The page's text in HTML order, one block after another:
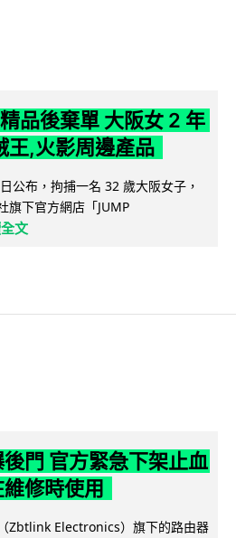
品後棄單 大阪女 2 年
王,火影周邊產品
公布，拘捕一名 32 歲大阪女子，
旗下官方網店「JUMP
文
門 官方緊急下架止血
修時使用
Zbtlink Electronics）旗下的路由器